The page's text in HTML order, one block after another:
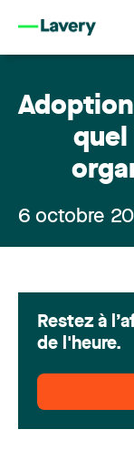
quel
6 octobre
Restez à
de l'heure.